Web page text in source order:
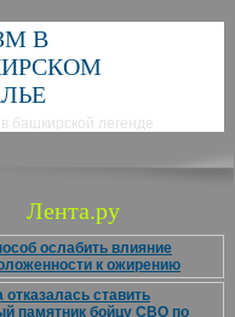
В
башкирской легенде
Лента.ру
ослабить влияние
к ожирению
отказалась ставить
памятник бойцу СВО по